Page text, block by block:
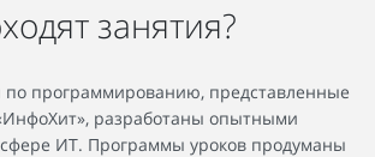
занятия?
программированию, представленные
разработаны опытными
ИТ. Программы уроков продуманы